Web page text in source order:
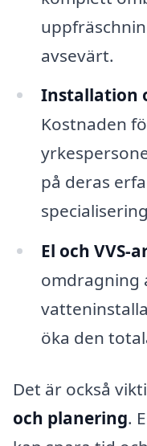
avsevärt.
Installation
Kostnaden
på deras
El och VVS-
omdragning
öka den
Det är också
och planering.